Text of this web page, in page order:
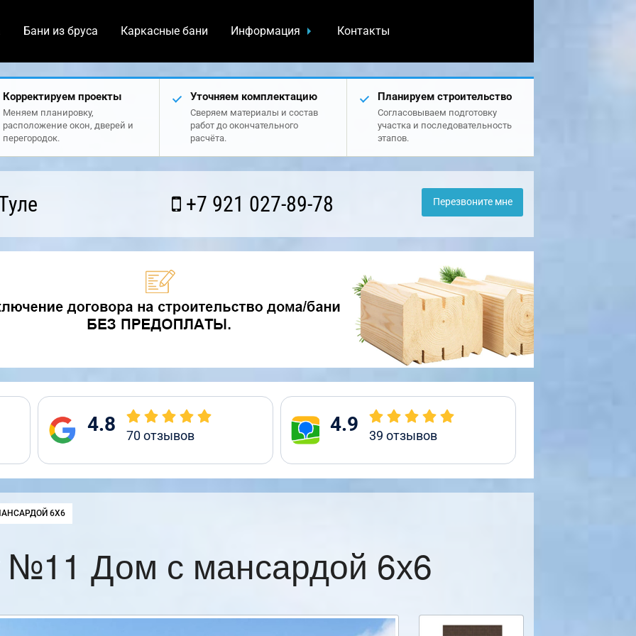
Бани из бруса Каркасные бани Информация Контакты
Корректируем проекты
Меняем планировку,
расположение окон, дверей и
перегородок.
Уточняем комплектацию
Сверяем материалы и состав
работ до окончательного
расчёта.
Планируем строительство
Согласовываем подготовку
участка и последовательность
этапов.
+7 921 027-89-78 Перезвоните мне
4.8 70отзывов 4.9 39 отзывов
6Х6
№11 Дом с мансардой 6х6